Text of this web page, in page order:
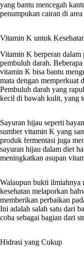
yang bantu mencegah
penumpukan cairan di
Vitamin K untuk
Vitamin K berperan dalam
pembuluh darah.
vitamin K bisa bantu
mata dengan memperkuat
Pembuluh darah yang
kecil di bawah kulit, yang
Sayuran hijau seperti
sumber vitamin K yang
produk fermentasi juga
sayuran hijau dalam diet
meningkatkan asupan
Walaupun bukti ilmiahnya
kesehatan melaporkan
memberikan perbaikan
Ini adalah salah satu dari
coba sebagai bagian dari
Hidrasi yang Cukup